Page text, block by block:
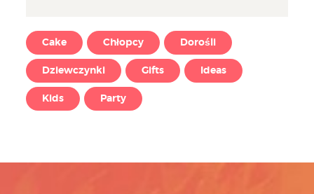
Cake Chłopcy Dorośli
Dziewczynki Gifts Ideas
Kids Party